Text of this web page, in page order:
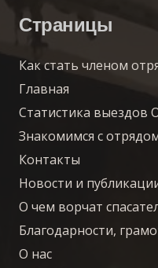
Страницы
Как стать членом
Главная
Статистика выездов
Знакомимся с
Контакты
Новости и
О чем ворчат
Благодарности,
О нас